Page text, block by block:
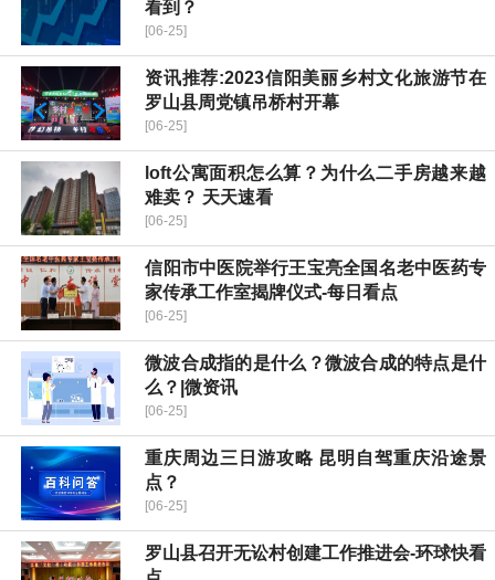
看到？
[06-25]
资讯推荐:2023信阳美丽乡村文化旅游节在
罗山县周党镇吊桥村开幕
[06-25]
loft公寓面积怎么算？为什么二手房越来越
难卖？ 天天速看
[06-25]
​信阳市中医院举行王宝亮全国名老中医药专
家传承工作室揭牌仪式-每日看点
[06-25]
微波合成指的是什么？微波合成的特点是什
么？|微资讯
[06-25]
重庆周边三日游攻略 昆明自驾重庆沿途景
点？
[06-25]
​罗山县召开无讼村创建工作推进会-环球快看